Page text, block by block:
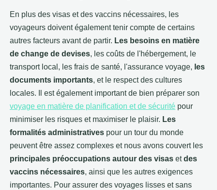
En plus des visas et des vaccins nécessaires, les
voyageurs doivent également tenir compte de certains
autres facteurs avant de partir. Les besoins en matière
de change de devises, les coûts de l'hébergement, le
transport local, les frais de santé, l'assurance voyage, les
documents importants, et le respect des cultures
locales. Il est également important de bien préparer son
voyage en matière de planification et de sécurité pour
minimiser les risques et maximiser le plaisir. Les
formalités administratives pour un tour du monde
peuvent être assez complexes et nous avons couvert les
principales préoccupations autour des visas etdes
vaccins nécessaires, ainsi que les autres exigences
importantes. Pour assurer des voyages lisses et sans